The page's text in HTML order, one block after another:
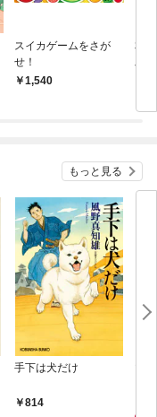
スイカゲームをさが
せ！
1,540
本
工
もっと見る
手下は犬だけ
814